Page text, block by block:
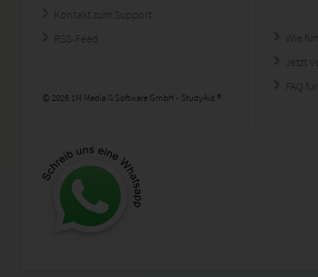
Kontakt zum Support
RSS-Feed
© 2026 1M Media & Software GmbH - StudyAid ®
Wie
Jetzt
FAQ